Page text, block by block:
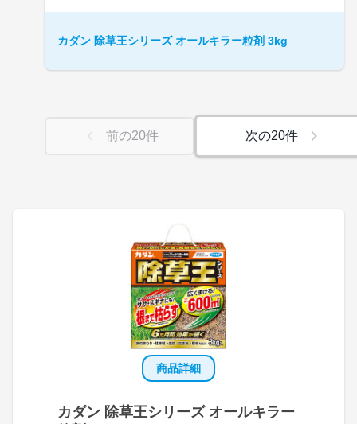
商品詳細
カダン 除草王シリーズ オールキラー
カダン 除草王シリーズ オールキラー粒剤 3kg
前の20件 次の20件